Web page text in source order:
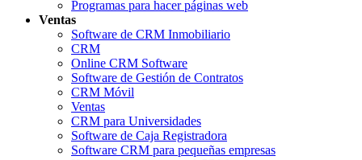
Programas para hacer páginas web
Ventas
Software de CRM Inmobiliario
CRM
Online CRM Software
Software de Gestión de Contratos
CRM Móvil
Ventas
CRM para Universidades
Software de Caja Registradora
Software CRM para pequeñas empresas